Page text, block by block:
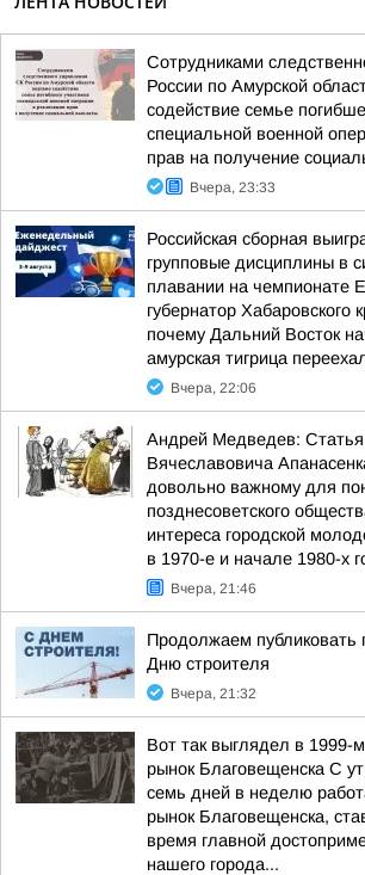
Сотрудниками
России по Амурской
содействие семье
специальной военной
прав на получение
Вчера, 23:33
Российская сборная
групповые дисциплины в
плавании на чемпионате
губернатор Хабаровского
почему Дальний Восток
амурская тигрица
Вчера, 22:06
Андрей Медведев:
Вячеславовича
довольно важному для
позднесоветского
интереса городской
в 1970-е и начале 1980-х
Вчера, 21:46
Продолжаем публиковать
Дню строителя
Вчера, 21:32
Вот так выглядел в 1999-
рынок Благовещенска С
семь дней в неделю
рынок Благовещенска,
время главной
нашего города...